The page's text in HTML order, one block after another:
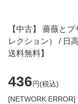
【中古】 薔薇と
レクション） / 日
送料無料】
436円(税込)
[NETWORK